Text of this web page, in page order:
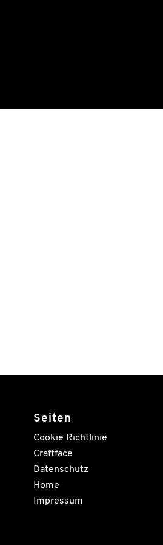
Seiten
Cookie Richtlinie
Craftface
Datenschutz
Home
Impressum